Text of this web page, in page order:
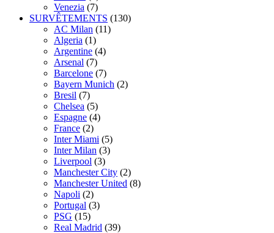
Venezia (7)
SURVÊTEMENTS (130)
AC Milan (11)
Algeria (1)
Argentine (4)
Arsenal (7)
Barcelone (7)
Bayern Munich (2)
Bresil (7)
Chelsea (5)
Espagne (4)
France (2)
Inter Miami (5)
Inter Milan (3)
Liverpool (3)
Manchester City (2)
Manchester United (8)
Napoli (2)
Portugal (3)
PSG (15)
Real Madrid (39)